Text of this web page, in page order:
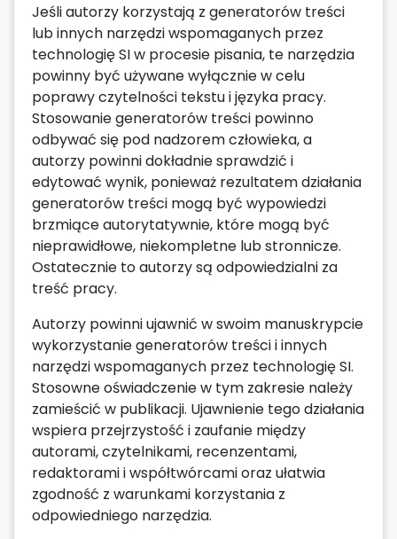
Jeśli autorzy korzystają z generatorów treści
lub innych narzędzi wspomaganych przez
technologię SI w procesie pisania, te narzędzia
powinny być używane wyłącznie w celu
poprawy czytelności tekstu i języka pracy.
Stosowanie generatorów treści powinno
odbywać się pod nadzorem człowieka, a
autorzy powinni dokładnie sprawdzić i
edytować wynik, ponieważ rezultatem działania
generatorów treści mogą być wypowiedzi
brzmiące autorytatywnie, które mogą być
nieprawidłowe, niekompletne lub stronnicze.
Ostatecznie to autorzy są odpowiedzialni za
treść pracy.
Autorzy powinni ujawnić w swoim manuskrypcie
wykorzystanie generatorów treści i innych
narzędzi wspomaganych przez technologię SI.
Stosowne oświadczenie w tym zakresie należy
zamieścić w publikacji. Ujawnienie tego działania
wspiera przejrzystość i zaufanie między
autorami, czytelnikami, recenzentami,
redaktorami i współtwórcami oraz ułatwia
zgodność z warunkami korzystania z
odpowiedniego narzędzia.